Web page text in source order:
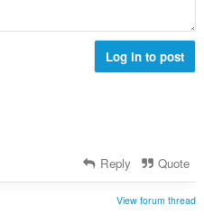
Log in to post
Reply Quote
View forum thread